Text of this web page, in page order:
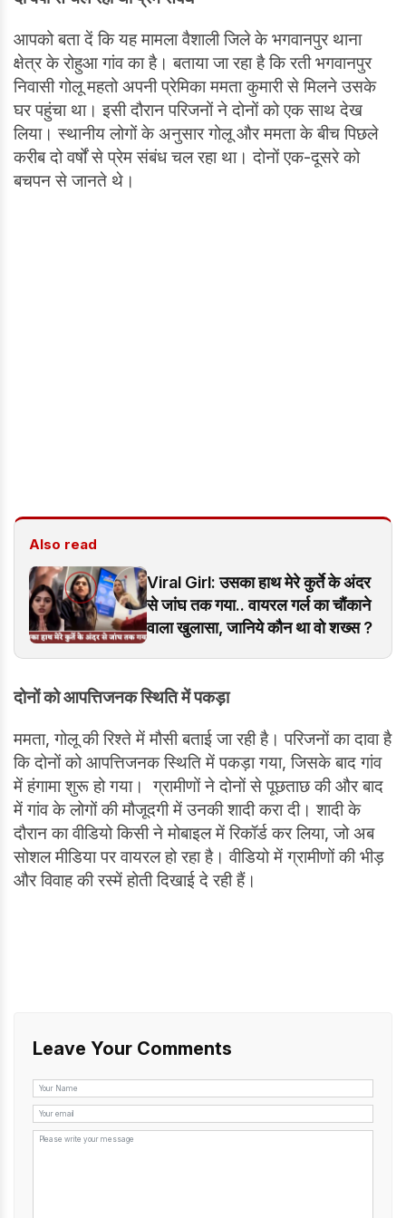
आपको बता दें कि यह मामला वैशाली जिले के भगवानपुर थाना
क्षेत्र के रोहुआ गांव का है। बताया जा रहा है कि रती भगवानपुर
निवासी गोलू महतो अपनी प्रेमिका ममता कुमारी से मिलने उसके
घर पहुंचा था। इसी दौरान परिजनों ने दोनों को एक साथ देख
लिया। स्थानीय लोगों के अनुसार गोलू और ममता के बीच पिछले
करीब दो वर्षों से प्रेम संबंध चल रहा था। दोनों एक-दूसरे को
बचपन से जानते थे।
Also read
Viral Girl: उसका हाथ मेरे कुर्ते के अंदर
से जांघ तक गया.. वायरल गर्ल का चौंकाने
वाला खुलासा, जानिये कौन था वो शख्स ?
दोनों को आपत्तिजनक स्थिति में पकड़ा
ममता, गोलू की रिश्ते में मौसी बताई जा रही है। परिजनों का दावा है
कि दोनों को आपत्तिजनक स्थिति में पकड़ा गया, जिसके बाद गांव
में हंगामा शुरू हो गया। ग्रामीणों ने दोनों से पूछताछ की और बाद
में गांव के लोगों की मौजूदगी में उनकी शादी करा दी। शादी के
दौरान का वीडियो किसी ने मोबाइल में रिकॉर्ड कर लिया, जो अब
सोशल मीडिया पर वायरल हो रहा है। वीडियो में ग्रामीणों की भीड़
और विवाह की रस्में होती दिखाई दे रही हैं।
Leave Your Comments